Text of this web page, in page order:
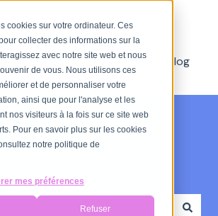
cookies sur votre ordinateur. Ces
collecter des informations sur la
avec notre site web et nous
de vous. Nous utilisons ces
et de personnaliser votre
ainsi que pour l'analyse et les
nos visiteurs à la fois sur ce site web
Pour en savoir plus sur les cookies
notre politique de
mes préférences
Refuser
Axoblog
I help you?